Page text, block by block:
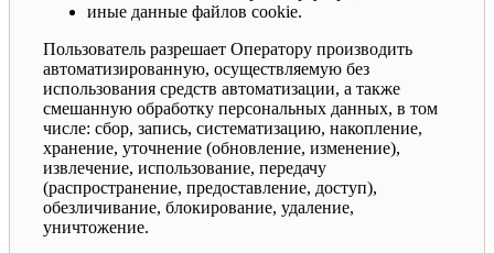
иные данные файлов cookie.
Пользователь разрешает Оператору производить
автоматизированную, осуществляемую без
использования средств автоматизации, а также
смешанную обработку персональных данных, в том
числе: сбор, запись, систематизацию, накопление,
хранение, уточнение (обновление, изменение),
извлечение, использование, передачу
(распространение, предоставление, доступ),
обезличивание, блокирование, удаление,
уничтожение.